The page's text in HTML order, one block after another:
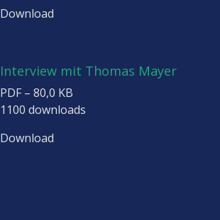
Download
Interview mit Thomas Mayer
PDF – 80,0 KB
1100 downloads
Download